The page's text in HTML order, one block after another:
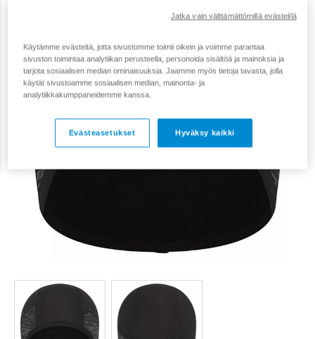
Käytämme evästeitä, jotta sivustomme toimii oikein ja voimme parantaa
sivuston toimintaa analytiikan perusteella, personoida sisältöä ja mainoksia ja
tarjota sosiaalisen median ominaisuuksia. Jaamme myös tietoja tavasta, jolla
käytät sivustoamme sosiaalisen median, mainonta- ja
analytiikkakumppaneidemme kanssa.
Hyväksy kaikki
Evästeasetukset
Jatka vain välttämättömillä evästeillä